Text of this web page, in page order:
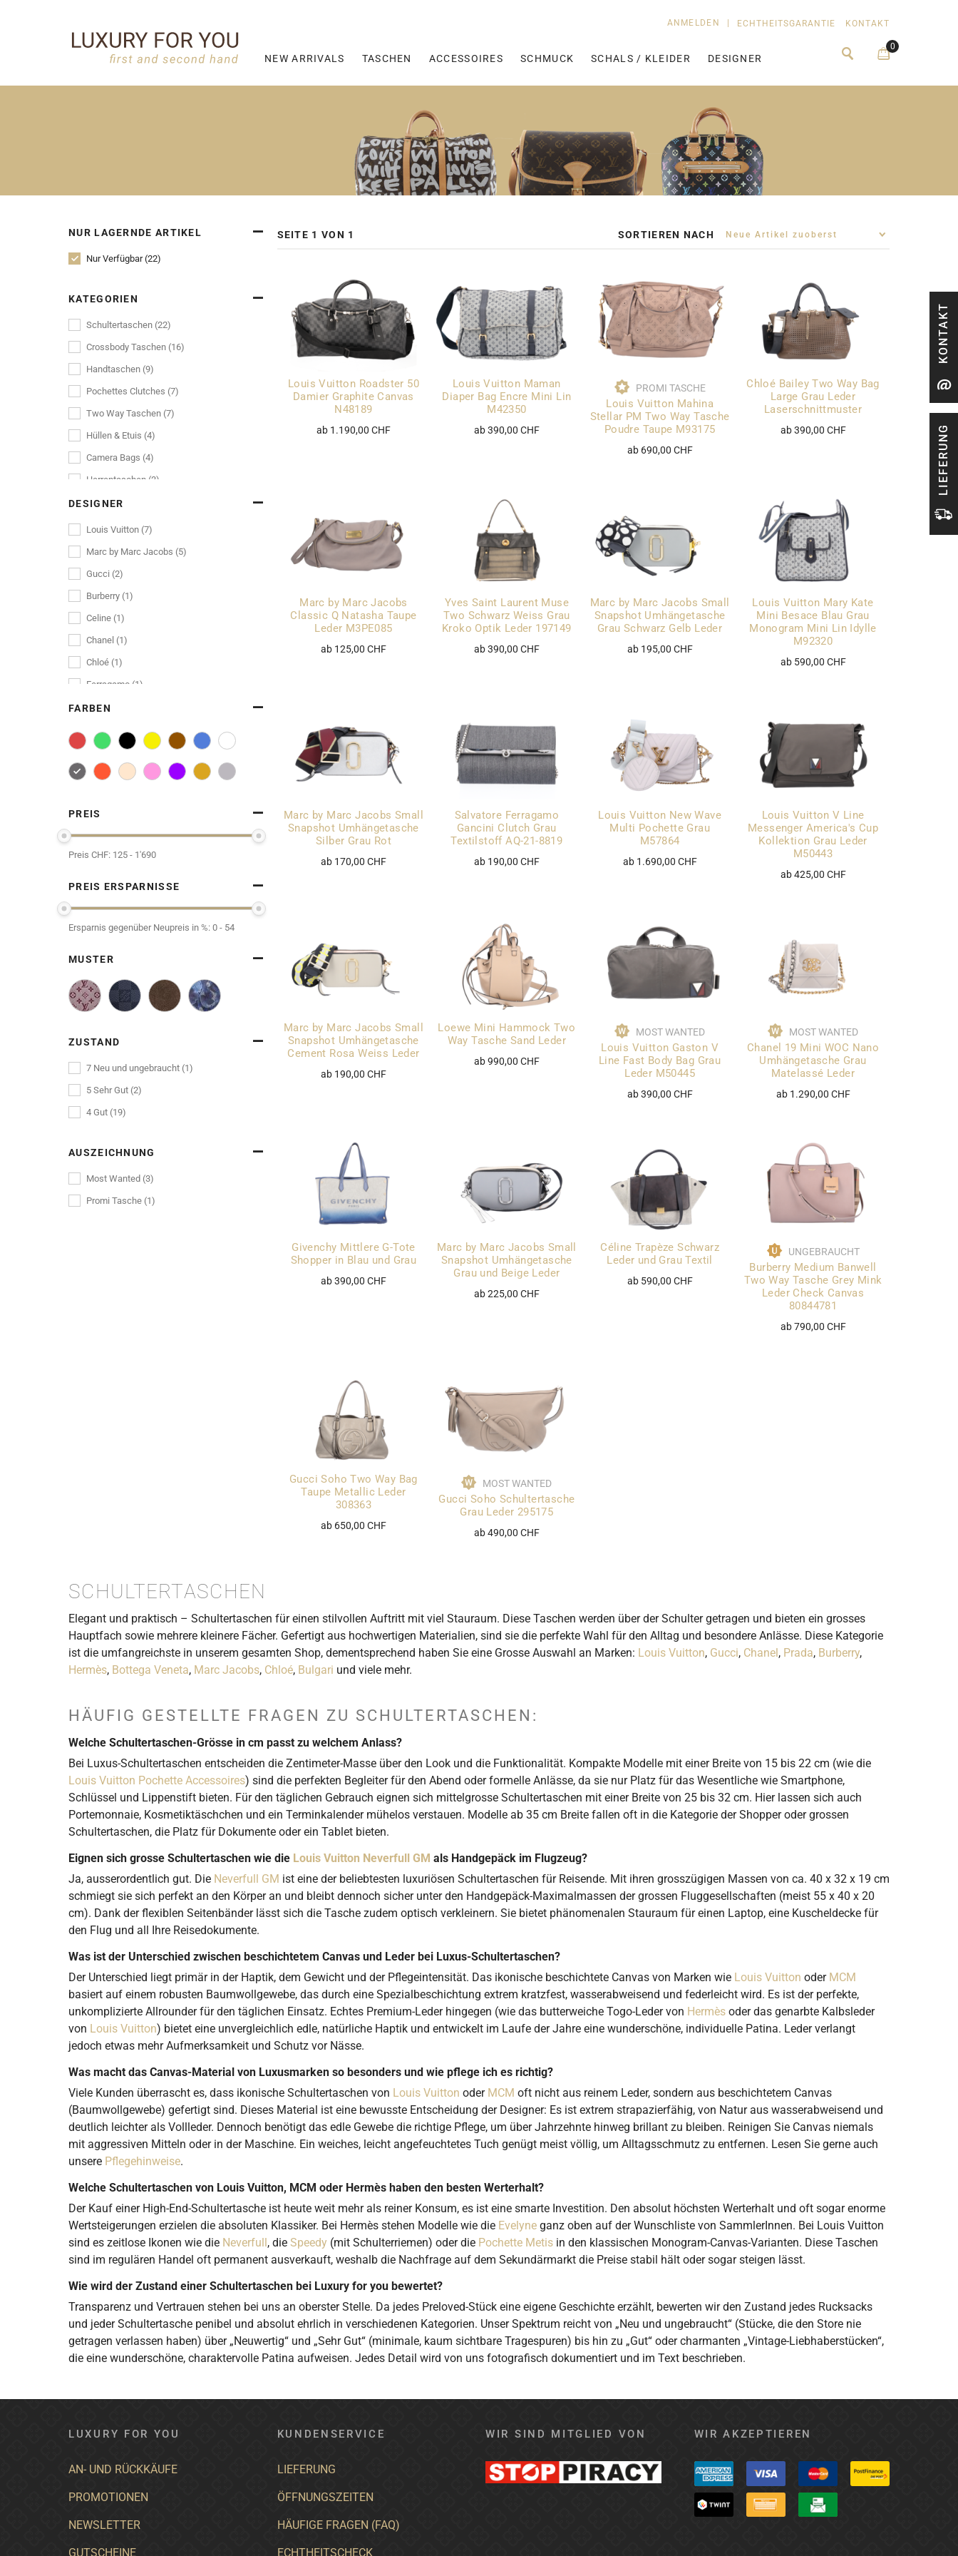
NEW ARRIVALS TASCHEN ACCESSOIRES SCHMUCK SCHALS / KLEIDER DESIGNER
ANMELDEN ECHTHEITSGARANTIE KONTAKT
0
LIEFERUNG
KONTAKT
NUR LAGERNDE ARTIKEL
Nur Verfügbar (22)
KATEGORIEN
Schultertaschen (22)
Crossbody Taschen (16)
Handtaschen (9)
Pochettes Clutches (7)
Two Way Taschen (7)
Hüllen & Etuis (4)
Camera Bags (4)
Herrentaschen (3)
Shopper (2)
Tote Bags (2)
Messenger (1)
Reisegepäck (1)
Wickeltaschen (1)
Wallet on Chain (1)
Businesstaschen (1)
DESIGNER
Louis Vuitton (7)
Marc by Marc Jacobs (5)
Gucci (2)
Burberry (1)
Celine (1)
Chanel (1)
Chloé (1)
Ferragamo (1)
Givenchy (1)
Yves Saint Laurent (1)
FARBEN
PREIS
Preis CHF: 125 - 1'690
PREIS ERSPARNISSE
Ersparnis gegenüber Neupreis in %: 0 - 54
MUSTER
ZUSTAND
7 Neu und ungebraucht (1)
5 Sehr Gut (2)
4 Gut (19)
AUSZEICHNUNG
Most Wanted (3)
Promi Tasche (1)
SEITE 1 VON 1 SORTIEREN NACH
Louis Vuitton Roadster 50
Damier Graphite Canvas
N48189
ab 1.190,00 CHF
Louis Vuitton Maman
Diaper Bag Encre Mini Lin
M42350
ab 390,00 CHF
PROMI TASCHE
Louis Vuitton Mahina
Stellar PM Two Way Tasche
Poudre Taupe M93175
ab 690,00 CHF
Chloé Bailey Two Way Bag
Large Grau Leder
Laserschnittmuster
ab 390,00 CHF
Marc by Marc Jacobs
Classic Q Natasha Taupe
Leder M3PE085
ab 125,00 CHF
Yves Saint Laurent Muse
Two Schwarz Weiss Grau
Kroko Optik Leder 197149
ab 390,00 CHF
Marc by Marc Jacobs Small
Snapshot Umhängetasche
Grau Schwarz Gelb Leder
ab 195,00 CHF
Louis Vuitton Mary Kate
Mini Besace Blau Grau
Monogram Mini Lin Idylle
M92320
ab 590,00 CHF
Marc by Marc Jacobs Small
Snapshot Umhängetasche
Silber Grau Rot
ab 170,00 CHF
Salvatore Ferragamo
Gancini Clutch Grau
Textilstoff AQ-21-8819
ab 190,00 CHF
Louis Vuitton New Wave
Multi Pochette Grau
M57864
ab 1.690,00 CHF
Louis Vuitton V Line
Messenger America's Cup
Kollektion Grau Leder
M50443
ab 425,00 CHF
Marc by Marc Jacobs Small
Snapshot Umhängetasche
Cement Rosa Weiss Leder
ab 190,00 CHF
Loewe Mini Hammock Two
Way Tasche Sand Leder
ab 990,00 CHF
MOST WANTED
Louis Vuitton Gaston V
Line Fast Body Bag Grau
Leder M50445
ab 390,00 CHF
MOST WANTED
Chanel 19 Mini WOC Nano
Umhängetasche Grau
Matelassé Leder
ab 1.290,00 CHF
Givenchy Mittlere G-Tote
Shopper in Blau und Grau
ab 390,00 CHF
Marc by Marc Jacobs Small
Snapshot Umhängetasche
Grau und Beige Leder
ab 225,00 CHF
Céline Trapèze Schwarz
Leder und Grau Textil
ab 590,00 CHF
UNGEBRAUCHT
Burberry Medium Banwell
Two Way Tasche Grey Mink
Leder Check Canvas
80844781
ab 790,00 CHF
Gucci Soho Two Way Bag
Taupe Metallic Leder
308363
ab 650,00 CHF
MOST WANTED
Gucci Soho Schultertasche
Grau Leder 295175
ab 490,00 CHF
SCHULTERTASCHEN
Elegant und praktisch – Schultertaschen für einen stilvollen Auftritt mit viel Stauraum. Diese Taschen werden über der Schulter getragen und bieten ein grosses
Hauptfach sowie mehrere kleinere Fächer. Gefertigt aus hochwertigen Materialien, sind sie die perfekte Wahl für den Alltag und besondere Anlässe. Diese Kategorie
ist die umfangreichste in unserem gesamten Shop, dementsprechend haben Sie eine Grosse Auswahl an Marken: Louis Vuitton, Gucci, Chanel , Prada, Burberry,
Hermès, Bottega Veneta, Marc Jacobs, Chloé, Bulgari und viele mehr.
HÄUFIG GESTELLTE FRAGEN ZU SCHULTERTASCHEN:
Welche Schultertaschen-Grösse in cm passt zu welchem Anlass?
Bei Luxus-Schultertaschen entscheiden die Zentimeter-Masse über den Look und die Funktionalität. Kompakte Modelle mit einer Breite von 15 bis 22 cm (wie die
Louis Vuitton Pochette Accessoires) sind die perfekten Begleiter für den Abend oder formelle Anlässe, da sie nur Platz für das Wesentliche wie Smartphone,
Schlüssel und Lippenstift bieten. Für den täglichen Gebrauch eignen sich mittelgrosse Schultertaschen mit einer Breite von 25 bis 32 cm. Hier lassen sich auch
Portemonnaie, Kosmetiktäschchen und ein Terminkalender mühelos verstauen. Modelle ab 35 cm Breite fallen oft in die Kategorie der Shopper oder grossen
Schultertaschen, die Platz für Dokumente oder ein Tablet bieten.
Eignen sich grosse Schultertaschen wie die Louis Vuitton Neverfull GM als Handgepäck im Flugzeug?
Ja, ausserordentlich gut. Die Neverfull GM ist eine der beliebtesten luxuriösen Schultertaschen für Reisende. Mit ihren grosszügigen Massen von ca. 40 x 32 x 19 cm
schmiegt sie sich perfekt an den Körper an und bleibt dennoch sicher unter den Handgepäck-Maximalmassen der grossen Fluggesellschaften (meist 55 x 40 x 20
cm). Dank der flexiblen Seitenbänder lässt sich die Tasche zudem optisch verkleinern. Sie bietet phänomenalen Stauraum für einen Laptop, eine Kuscheldecke für
den Flug und all Ihre Reisedokumente.
Was ist der Unterschied zwischen beschichtetem Canvas und Leder bei Luxus-Schultertaschen?
Der Unterschied liegt primär in der Haptik, dem Gewicht und der Pflegeintensität. Das ikonische beschichtete Canvas von Marken wie Louis Vuitton oder MCM
basiert auf einem robusten Baumwollgewebe, das durch eine Spezialbeschichtung extrem kratzfest, wasserabweisend und federleicht wird. Es ist der perfekte,
unkomplizierte Allrounder für den täglichen Einsatz. Echtes Premium-Leder hingegen (wie das butterweiche Togo-Leder von Hermès oder das genarbte Kalbsleder
von Louis Vuitton) bietet eine unvergleichlich edle, natürliche Haptik und entwickelt im Laufe der Jahre eine wunderschöne, individuelle Patina. Leder verlangt
jedoch etwas mehr Aufmerksamkeit und Schutz vor Nässe.
Was macht das Canvas-Material von Luxusmarken so besonders und wie pflege ich es richtig?
Viele Kunden überrascht es, dass ikonische Schultertaschen von Louis Vuitton oder MCM oft nicht aus reinem Leder, sondern aus beschichtetem Canvas
(Baumwollgewebe) gefertigt sind. Dieses Material ist eine bewusste Entscheidung der Designer: Es ist extrem strapazierfähig, von Natur aus wasserabweisend und
deutlich leichter als Vollleder. Dennoch benötigt das edle Gewebe die richtige Pflege, um über Jahrzehnte hinweg brillant zu bleiben. Reinigen Sie Canvas niemals
mit aggressiven Mitteln oder in der Maschine. Ein weiches, leicht angefeuchtetes Tuch genügt meist völlig, um Alltagsschmutz zu entfernen. Lesen Sie gerne auch
unsere Pflegehinweise.
Welche Schultertaschen von Louis Vuitton, MCM oder Hermès haben den besten Werterhalt?
Der Kauf einer High-End-Schultertasche ist heute weit mehr als reiner Konsum, es ist eine smarte Investition. Den absolut höchsten Werterhalt und oft sogar enorme
Wertsteigerungen erzielen die absoluten Klassiker. Bei Hermès stehen Modelle wie die Evelyne ganz oben auf der Wunschliste von SammlerInnen. Bei Louis Vuitton
sind es zeitlose Ikonen wie die Neverfull , die Speedy (mit Schulterriemen) oder die Pochette Metis in den klassischen Monogram-Canvas-Varianten. Diese Taschen
sind im regulären Handel oft permanent ausverkauft, weshalb die Nachfrage auf dem Sekundärmarkt die Preise stabil hält oder sogar steigen lässt.
Wie wird der Zustand einer Schultertaschen bei Luxury for you bewertet?
Transparenz und Vertrauen stehen bei uns an oberster Stelle. Da jedes Preloved-Stück eine eigene Geschichte erzählt, bewerten wir den Zustand jedes Rucksacks
und jeder Schultertasche penibel und absolut ehrlich in verschiedenen Kategorien. Unser Spektrum reicht von „Neu und ungebraucht“ (Stücke, die den Store nie
getragen verlassen haben) über „Neuwertig“ und „Sehr Gut“ (minimale, kaum sichtbare Tragespuren) bis hin zu „Gut“ oder charmanten „Vintage-Liebhaberstücken“,
die eine wunderschöne, charaktervolle Patina aufweisen. Jedes Detail wird von uns fotografisch dokumentiert und im Text beschrieben.
LUXURY FOR YOU
AN- UND RÜCKKÄUFE
PROMOTIONEN
NEWSLETTER
GUTSCHEINE
KUNDENSERVICE
LIEFERUNG
ÖFFNUNGSZEITEN
HÄUFIGE FRAGEN (FAQ)
ECHTHEITSCHECK
WIR SIND MITGLIED VON WIR AKZEPTIEREN